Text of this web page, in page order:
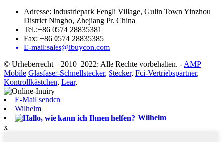
Adresse: Industriepark Fengli Village, Gulin Town Yinzhou
District Ningbo, Zhejiang Pr. China
Tel.:+86 0574 28835381
Fax: +86 0574 28835385
E-mail:sales@ibuycon.com
© Urheberrecht – 2010–2022: Alle Rechte vorbehalten. - AMP
Mobile Glasfaser-Schnellstecker, Stecker, Fci-Vertriebspartner,
Kontrollkästchen, Lear,
E-Mail senden
Wilhelm
Wilhelm
x